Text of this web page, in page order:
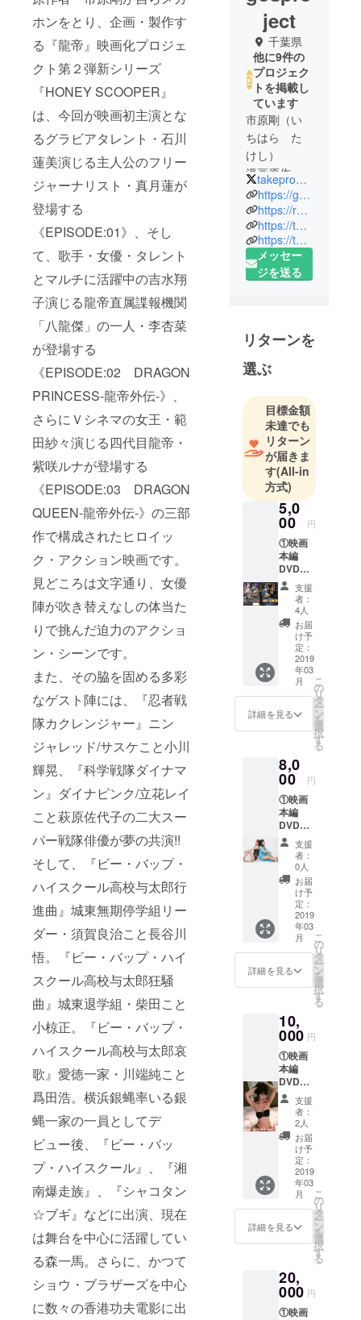
ホンをとり、企画・製作す
る『龍帝』映画化プロジェ
クト第２弾新シリーズ
『HONEY SCOOPER』
は、今回が映画初主演とな
るグラビアタレント・石川
蓮美演じる主人公のフリー
ジャーナリスト・真月蓮が
登場する
《EPISODE:01》、そし
て、歌手・女優・タレント
とマルチに活躍中の吉水翔
子演じる龍帝直属諜報機関
「八龍傑」の一人・李杏菜
が登場する
《EPISODE:02 DRAGON
PRINCESS-龍帝外伝-》、
さらにＶシネマの女王・範
田紗々演じる四代目龍帝・
紫咲ルナが登場する
《EPISODE:03 DRAGON
QUEEN-龍帝外伝-》の三部
作で構成されたヒロイッ
ク・アクション映画です。
見どころは文字通り、女優
陣が吹き替えなしの体当た
りで挑んだ迫力のアクショ
ン・シーンです。
また、その脇を固める多彩
なゲスト陣には、『忍者戦
隊カクレンジャー』ニン
ジャレッド/サスケこと小川
輝晃、『科学戦隊ダイナマ
ン』ダイナピンク/立花レイ
こと萩原佐代子の二大スー
パー戦隊俳優が夢の共演!!
そして、『ビー・バップ・
ハイスクール高校与太郎行
進曲』城東無期停学組リー
ダー・須賀良治こと長谷川
悟。『ビー・バップ・ハイ
スクール高校与太郎狂騒
曲』城東退学組・柴田こと
小椋正。『ビー・バップ・
ハイスクール高校与太郎哀
歌』愛徳一家・川端純こと
爲田浩。横浜銀蝿率いる銀
蝿一家の一員としてデ
ビュー後、『ビー・バッ
プ・ハイスクール』、『湘
南爆走族』、『シャコタン
☆ブギ』などに出演、現在
は舞台を中心に活躍してい
る森一馬。さらに、かつて
ショウ・ブラザーズを中心
に数々の香港功夫電影に出
ject
千葉県
他に9件の
プロジェク
トを掲載し
ています
市原剛（い
ちはら た
けし）
漫画原作
者。脚本
家。映画監
督。日本映
画監督協会
会員。
龍帝プロ
ション／
GO'S
PROJECT
表。
映画、テレ
ビドラマ助
監督を経
て、集英社
「MJ少年漫
画原作大
賞」1993年
度奨励賞、
1994年度準
入選受賞。
1998年、
『ダブル・
（集英社）
の原案協力
として連載
以後、集英
に日本文芸
社、実業之
日本社、小
学館にて漫
画原作者と
して活動。
2016年10月
劇場公開の
DRAGON
EMPEROR-
』で念願の
長編映画監
督デビュー
『HONEY
SCOOPER』
シリーズ四
部作、『龍
帝外伝』シ
リーズな
ど、不定期
に映画製作
を継続中。
2024年劇場
公開の『龍
LEGEND OF
DRAGON』
takepromotion
https://gosprojectfilmsllc.wixsite.com/gosproject
https://ryuteigaiden.themedia.jp/
https://the-missatsu.amebaownd.com/
https://takeproinc.themedia.jp/
メッセー
ジを送る
リターンを
選ぶ
目標金額
未達でも
リターン
が届きま
す(All-in
方式)
5,0
00 円
①映画
本編
DVDプ
レゼン
ト 本編
142分：
『HON
SCOOP
ER』シ
リーズ
三部作
完全収
録＋特
典映像
30分：
篇、主
題歌
PV（石
川蓮
美）、
挿入歌
PV（吉
水翔
子）、
スペ
シャル
対談
1（市原
剛監督×
石川蓮
美）、
スペ
蓮美×吉
水翔
子） ②
限定オ
リジナ
ルポス
トカー
ドセッ
トプレ
ゼント
（石川
蓮美、
吉水翔
子、範
紗々）
③限定
レット
プレゼ
ント
支援
者：
4人
お届
け予
定：
2019
年03
月
詳細を見る
こ
の
リ
タ
ー
ン
を
選
択
す
る
8,0
00 円
①映画
本編
DVDプ
レゼン
ト 本編
142分：
『HON
SCOOP
ER』シ
リーズ
三部作
完全収
録＋特
典映像
30分：
篇、主
題歌
PV（石
川蓮
美）、
挿入歌
PV（吉
水翔
子）、
スペ
シャル
対談
1（市原
剛監督×
石川蓮
美）、
スペ
蓮美×吉
水翔
子） ②
限定オ
支援
者：
0人
お届
け予
定：
2019
年03
月
詳細を見る
こ
の
リ
タ
ー
ン
を
選
択
す
る
10,
000 円
①映画
本編
DVDプ
レゼン
ト 本編
142分：
『HON
SCOOP
ER』シ
リーズ
三部作
完全収
録＋特
典映像
30分：
篇、主
題歌
PV（石
川蓮
支援
者：
2人
お届
け予
定：
2019
年03
月
詳細を見る
こ
の
リ
タ
ー
ン
を
選
択
す
る
20,
000 円
①映画